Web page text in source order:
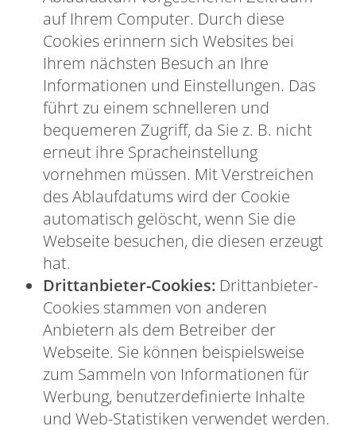
auf Ihrem Computer. Durch diese
Cookies erinnern sich Websites bei
Ihrem nächsten Besuch an Ihre
Informationen und Einstellungen. Das
führt zu einem schnelleren und
bequemeren Zugriff, da Sie z. B. nicht
erneut ihre Spracheinstellung
vornehmen müssen. Mit Verstreichen
des Ablaufdatums wird der Cookie
automatisch gelöscht, wenn Sie die
Webseite besuchen, die diesen erzeugt
hat.
Drittanbieter-Cookies: Drittanbieter-
Cookies stammen von anderen
Anbietern als dem Betreiber der
Webseite. Sie können beispielsweise
zum Sammeln von Informationen für
Werbung, benutzerdefinierte Inhalte
und Web-Statistiken verwendet werden.